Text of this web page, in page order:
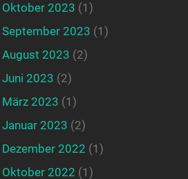
Oktober 2023 (1)
September 2023 (1)
August 2023 (2)
Juni 2023 (2)
März 2023 (1)
Januar 2023 (2)
Dezember 2022 (1)
Oktober 2022 (1)